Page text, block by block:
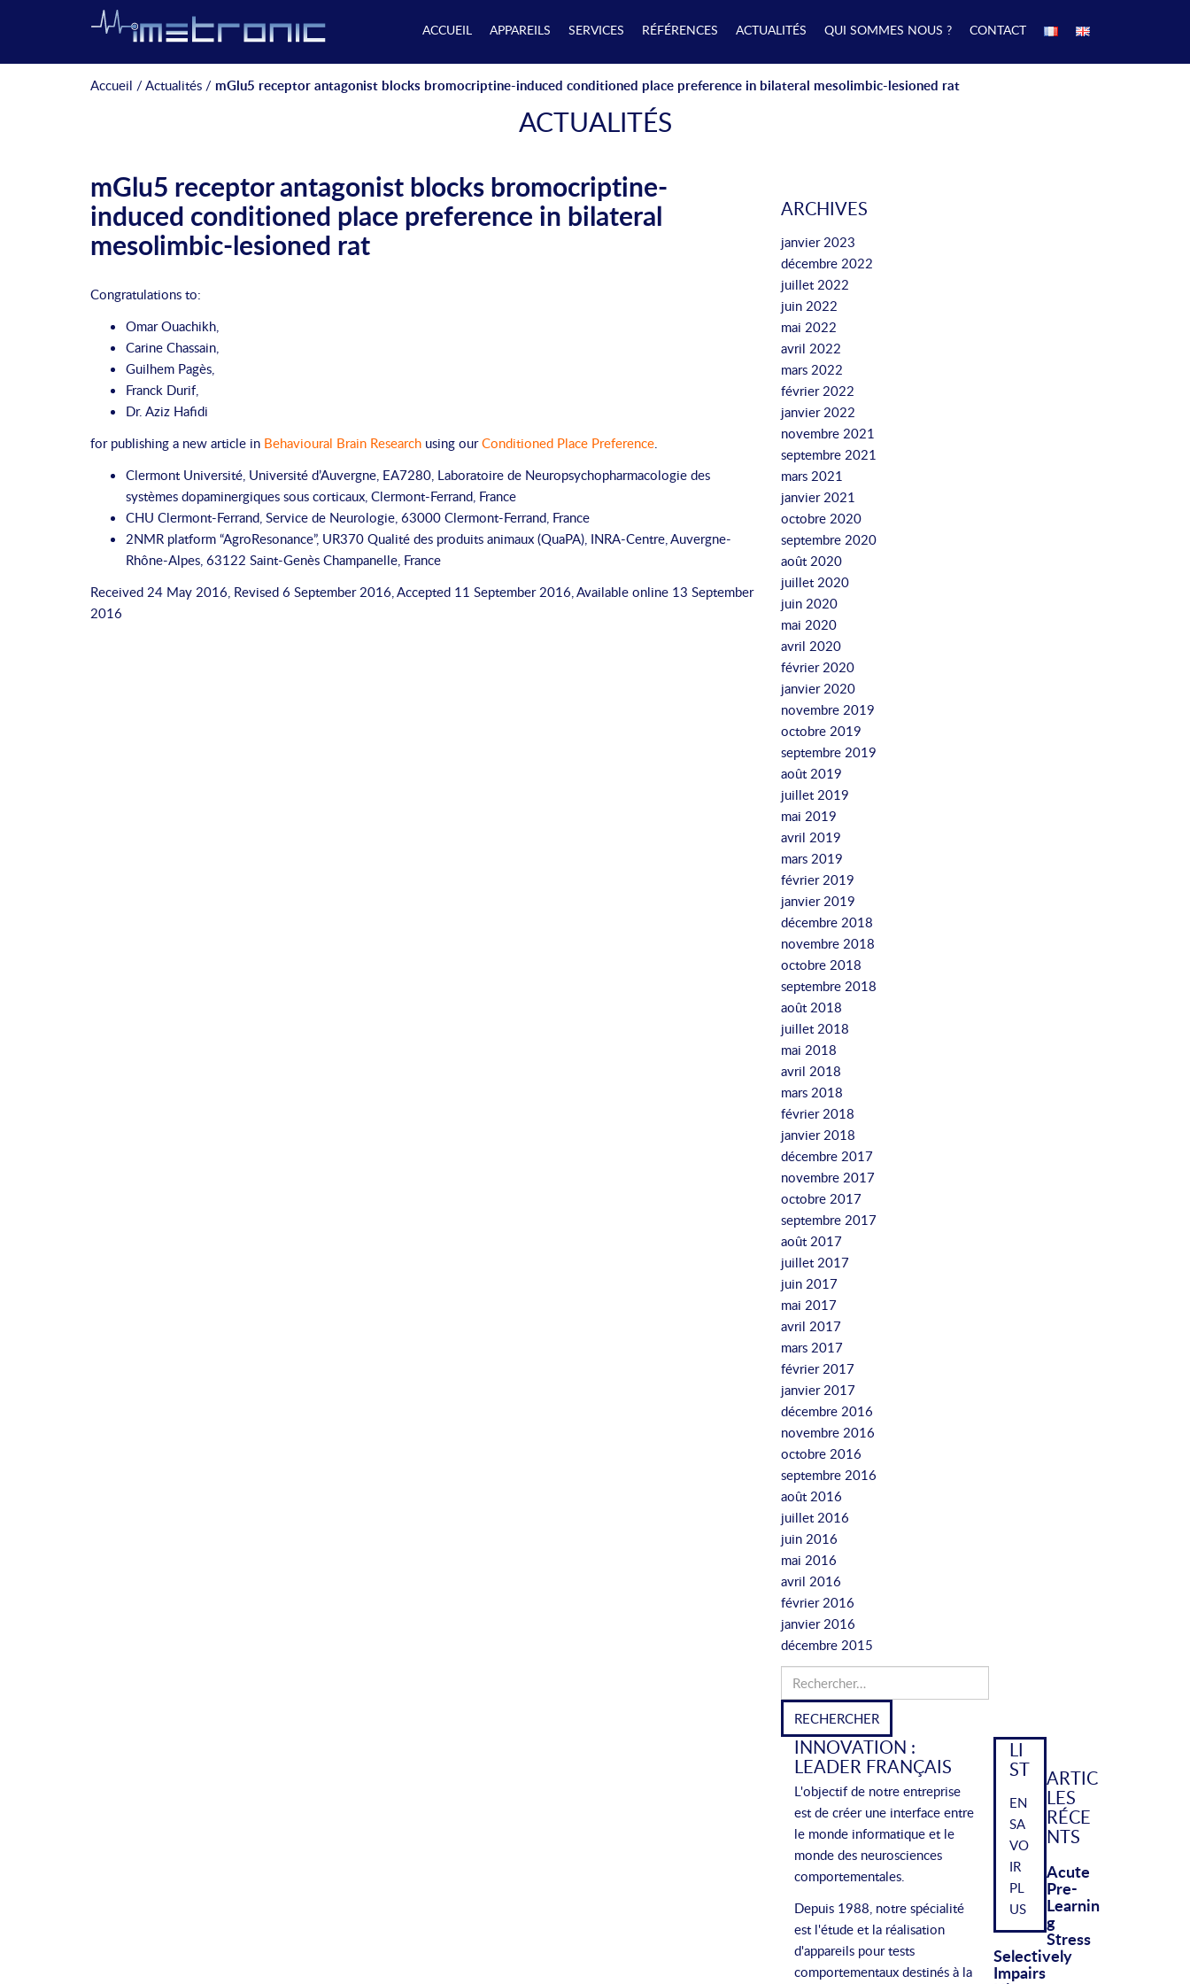
ACCUEIL APPAREILS SERVICES RÉFÉRENCES ACTUALITÉS QUI SOMMES NOUS ? CONTACT
Accueil /Actualités / mGlu5 receptor antagonist blocks bromocriptine-induced conditioned place preference in bilateral mesolimbic-lesioned rat
ACTUALITÉS
mGlu5 receptor antagonist blocks bromocriptine-
induced conditioned place preference in bilateral
mesolimbic-lesioned rat
Congratulations to:
Omar Ouachikh,
Carine Chassain,
Guilhem Pagès,
Franck Durif,
Dr. Aziz Hafidi
for publishing a new article in Behavioural Brain Research using ourConditioned Place Preference.
Clermont Université, Université d’Auvergne, EA7280, Laboratoire de Neuropsychopharmacologie des
systèmes dopaminergiques sous corticaux, Clermont-Ferrand, France
CHU Clermont-Ferrand, Service de Neurologie, 63000 Clermont-Ferrand, France
2NMR platform “AgroResonance”, UR370 Qualité des produits animaux (QuaPA), INRA-Centre, Auvergne-
Rhône-Alpes, 63122 Saint-Genès Champanelle, France
Received 24 May 2016, Revised 6 September 2016, Accepted 11 September 2016, Available online 13 September
2016
ARCHIVES
janvier 2023
décembre 2022
juillet 2022
juin 2022
mai 2022
avril 2022
mars 2022
février 2022
janvier 2022
novembre 2021
septembre 2021
mars 2021
janvier 2021
octobre 2020
septembre 2020
août 2020
juillet 2020
juin 2020
mai 2020
avril 2020
février 2020
janvier 2020
novembre 2019
octobre 2019
septembre 2019
août 2019
juillet 2019
mai 2019
avril 2019
mars 2019
février 2019
janvier 2019
décembre 2018
novembre 2018
octobre 2018
septembre 2018
août 2018
juillet 2018
mai 2018
avril 2018
mars 2018
février 2018
janvier 2018
décembre 2017
novembre 2017
octobre 2017
septembre 2017
août 2017
juillet 2017
juin 2017
mai 2017
avril 2017
mars 2017
février 2017
janvier 2017
décembre 2016
novembre 2016
octobre 2016
septembre 2016
août 2016
juillet 2016
juin 2016
mai 2016
avril 2016
février 2016
janvier 2016
décembre 2015
Rechercher :
INNOVATION :
LEADER FRANÇAIS
L'objectif de notre entreprise
est de créer une interface entre
le monde informatique et le
monde des neurosciences
comportementales.
Depuis 1988, notre spécialité
est l'étude et la réalisation
d'appareils pour tests
comportementaux destinés à la
LI
ST
EN
SA
VO
IR
PL
US
ARTIC
LES
RÉCE
NTS
Acute
Pre-
Learnin
G
Stress
Selectively
Impairs